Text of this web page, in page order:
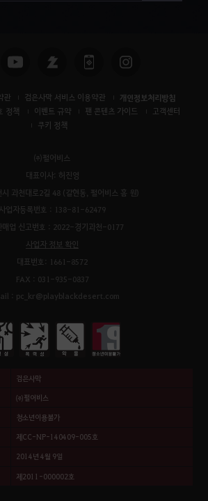
관 검은사막 서비스 이용약관 개인정보처리방침
정책 이벤트 규약 팬 콘텐츠 가이드
고객센터
쿠키 정책
㈜펄어비스
대표이사: 허진영
시 과천대로2길 48 (갈현동, 펄어비스 홈 원)
사업자등록번호 : 138-81-62479
매업 신고번호 : 2022-경기과천-0177
사업자 정보 확인
대표번호: 1661-8572
FAX : 031-935-0837
: pc_kr@playblackdesert.com
검은사막
㈜펄어비스
청소년이용불가
제CC-NP-140409-005호
2014년 4월 9일
제2011-000002호